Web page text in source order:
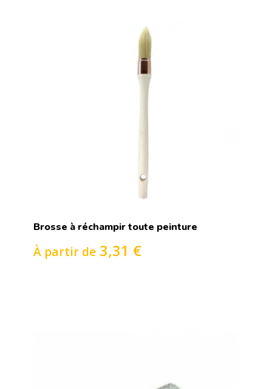
Brosse à réchampir toute peinture
À partir de3,31 €